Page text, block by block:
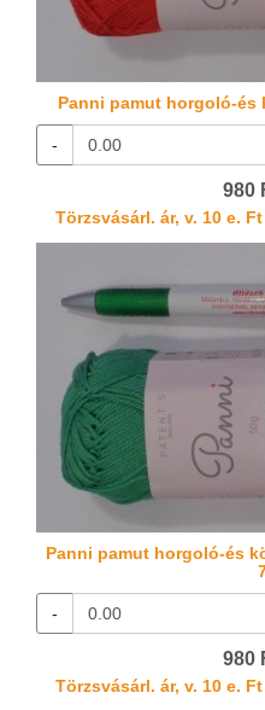
Panni pamut horgoló-és
-
980
Törzsvásárl. ár, v. 10 e.
Panni pamut horgoló-és
-
980
Törzsvásárl. ár, v. 10 e.